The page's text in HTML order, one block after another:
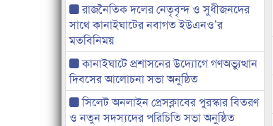
রাজনৈতিক দলের নেতৃবৃন্দ ও সুধীজনদের
সাথে কানাইঘাটের নবাগত ইউএনও’র
মতবিনিময়
কানাইঘাটে প্রশাসনের উদ্যোগে গণঅভ্যুত্থান
দিবসের আলোচনা সভা অনুষ্ঠিত
সিলেট অনলাইন প্রেসক্লাবের পুরস্কার বিতরণ
ও নতুন সদস্যদের পরিচিতি সভা অনুষ্ঠিত